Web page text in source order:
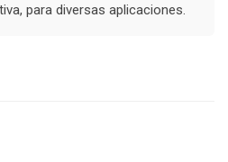
para diversas aplicaciones.